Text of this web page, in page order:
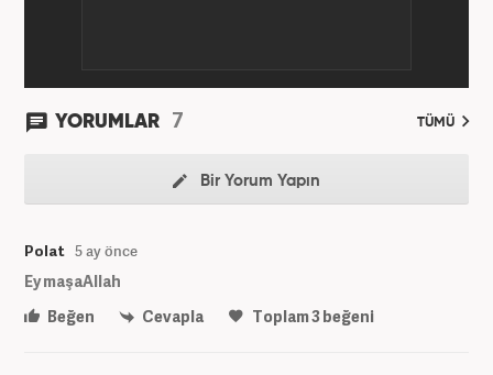
YORUMLAR 7 TÜMÜ
Bir Yorum Yapın
Polat 5 ay önce
Ey maşaAllah
Beğen
Cevapla Toplam3beğeni